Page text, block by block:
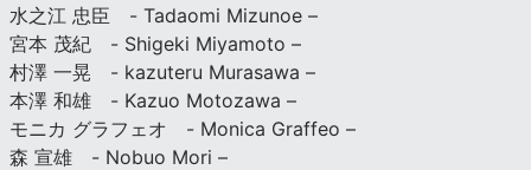
水之江 忠臣 - Tadaomi Mizunoe –
宮本 茂紀 - Shigeki Miyamoto –
村澤 一晃 - kazuteru Murasawa –
本澤 和雄 - Kazuo Motozawa –
モニカ グラフェオ - Monica Graffeo –
森 宣雄 - Nobuo Mori –